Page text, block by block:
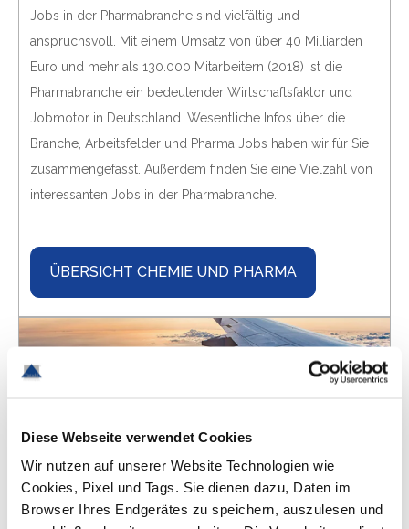
Diese Webseite verwendet Cookies
Wir nutzen auf unserer Website Technologien wie
Cookies, Pixel und Tags. Sie dienen dazu, Daten im
Browser Ihres Endgerätes zu speichern, auszulesen und
Jobs in der Pharmabranche sind vielfältig und
anspruchsvoll. Mit einem Umsatz von über 40 Milliarden
Euro und mehr als 130.000 Mitarbeitern (2018) ist die
Pharmabranche ein bedeutender Wirtschaftsfaktor und
Jobmotor in Deutschland. Wesentliche Infos über die
Branche, Arbeitsfelder und Pharma Jobs haben wir für Sie
zusammengefasst. Außerdem finden Sie eine Vielzahl von
interessanten Jobs in der Pharmabranche.
ÜBERSICHT CHEMIE UND PHARMA
Luft- und Raumfahrt